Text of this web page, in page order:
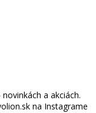
a akciách.